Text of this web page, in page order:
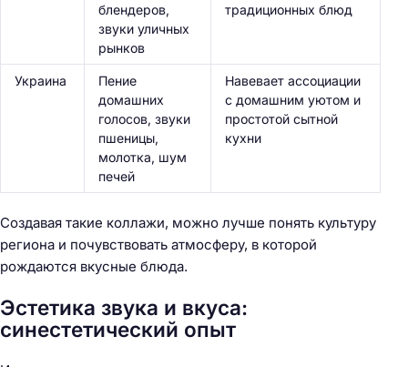
блендеров,
звуки уличных
рынков
традиционных блюд
Украина
Пение
домашних
голосов, звуки
пшеницы,
молотка, шум
печей
Навевает ассоциации
с домашним уютом и
простотой сытной
кухни
Создавая такие коллажи, можно лучше понять культуру
региона и почувствовать атмосферу, в которой
рождаются вкусные блюда.
Эстетика звука и вкуса:
синестетический опыт